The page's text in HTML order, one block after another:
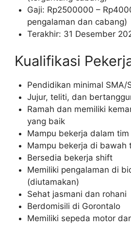
Gaji: Rp2500000 – Rp
pengalaman dan cabang)
Terakhir: 31 Desember
Kualifikasi
Pendidikan minimal SMA/
Jujur, teliti, dan
Ramah dan memiliki
yang baik
Mampu bekerja dalam tim
Mampu bekerja di bawah
Bersedia bekerja shift
Memiliki pengalaman di
(diutamakan)
Sehat jasmani dan rohani
Berdomisili di Gorontalo
Memiliki sepeda motor